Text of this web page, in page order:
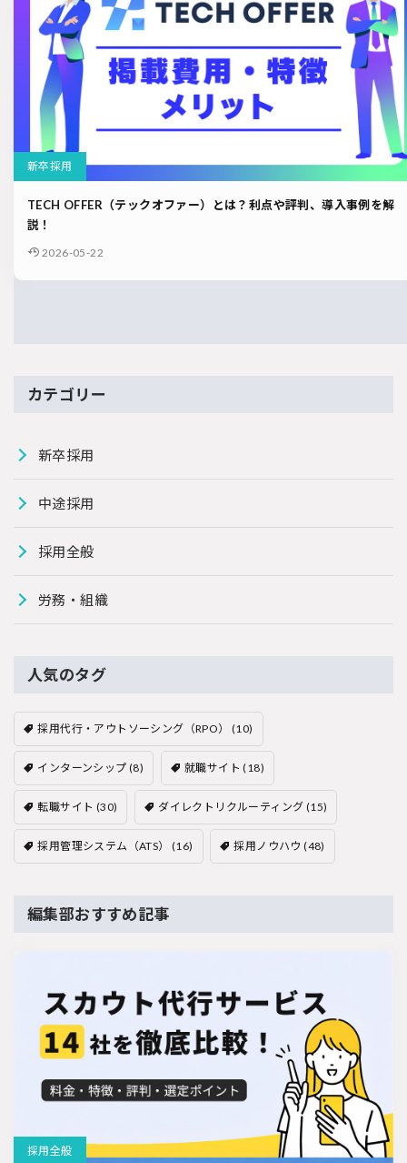
新卒採用
TECH OFFER（テックオファー）とは？利点や評判、導入事例を解
説！
2026-05-22
カテゴリー
新卒採用
中途採用
採用全般
労務・組織
人気のタグ
採用代行・アウトソーシング（RPO） (10)
インターンシップ (8) 就職サイト (18)
転職サイト (30) ダイレクトリクルーティング (15)
採用管理システム（ATS） (16) 採用ノウハウ (48)
編集部おすすめ記事
採用全般